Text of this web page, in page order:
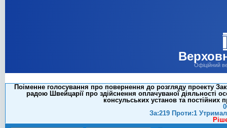
Офіційний
Поіменне голосування про повернення до розгляду проекту
радою Швейцарії про здійснення оплачуваної діяльності
консульських установ та постійних
За:219 Проти:1